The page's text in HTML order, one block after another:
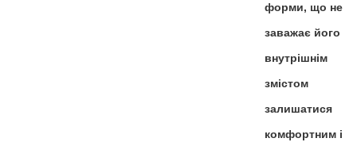
форми, що не
заважає його
внутрішнім
змістом
залишатися
комфортним і